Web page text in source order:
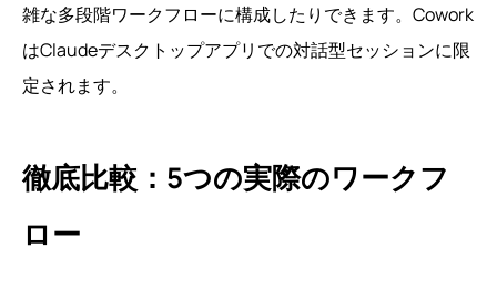
雑な多段階ワークフローに構成したりできます。Cowork
はClaudeデスクトップアプリでの対話型セッションに限
定されます。
徹底比較：5つの実際のワークフ
ロー